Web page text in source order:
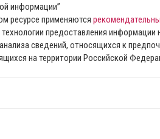
информации”
ресурсе применяются
предоставления информации
сведений, относящихся к
на территории Российской